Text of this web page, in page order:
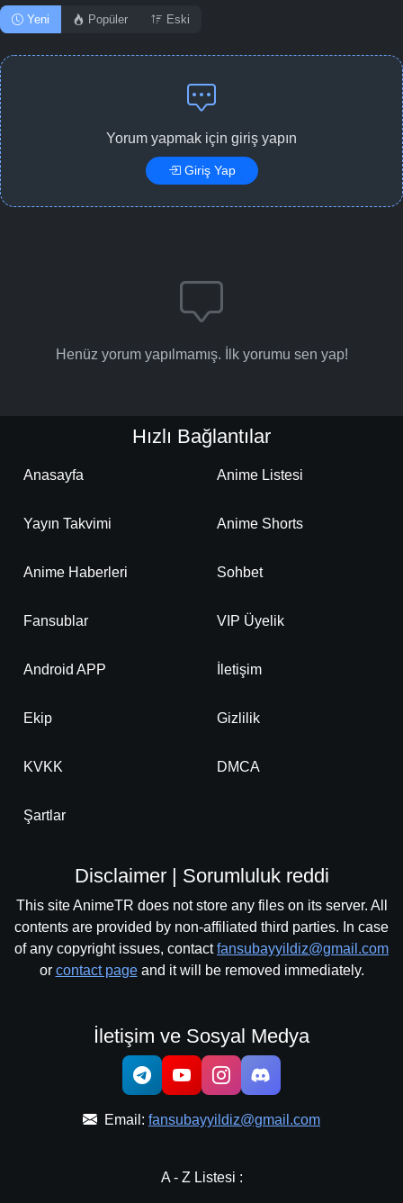
Yeni Popüler Eski
Yorum yapmak için giriş yapın
Giriş Yap
Henüz yorum yapılmamış. İlk yorumu sen yap!
Hızlı Bağlantılar
Anasayfa Anime Listesi
Yayın Takvimi Anime Shorts
Anime Haberleri Sohbet
Fansublar VIP Üyelik
Android APP İletişim
Ekip Gizlilik
KVKK DMCA
Şartlar
Disclaimer | Sorumluluk reddi
This site AnimeTR does not store any files on its server. All
contents are provided by non-affiliated third parties. In case
of any copyright issues, contactfansubayyildiz@gmail.com
or contact pageand it will be removed immediately.
İletişim ve Sosyal Medya
Email: fansubayyildiz@gmail.com
A - Z Listesi :